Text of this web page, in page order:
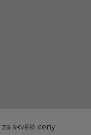
skvělé ceny